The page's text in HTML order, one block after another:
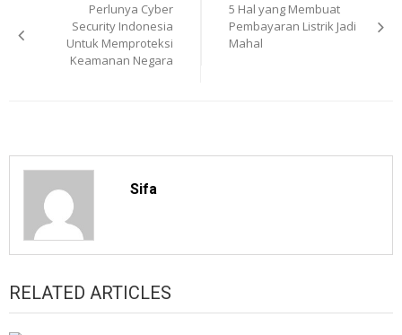
navigation
Perlunya Cyber
Security Indonesia
Untuk Memproteksi
Keamanan Negara
5 Hal yang Membuat
Pembayaran Listrik Jadi
Mahal
Sifa
RELATED ARTICLES